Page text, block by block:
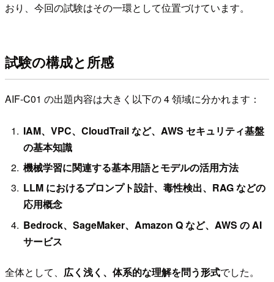
おり、今回の試験はその一環として位置づけています。
試験の構成と所感
AIF-C01 の出題内容は大きく以下の 4 領域に分かれます：
IAM、VPC、CloudTrail など、AWS セキュリティ基盤
の基本知識
機械学習に関連する基本用語とモデルの活用方法
LLM におけるプロンプト設計、毒性検出、RAG などの
応用概念
Bedrock、SageMaker、Amazon Q など、AWS の AI
サービス
全体として、 広く浅く、体系的な理解を問う形式でした。